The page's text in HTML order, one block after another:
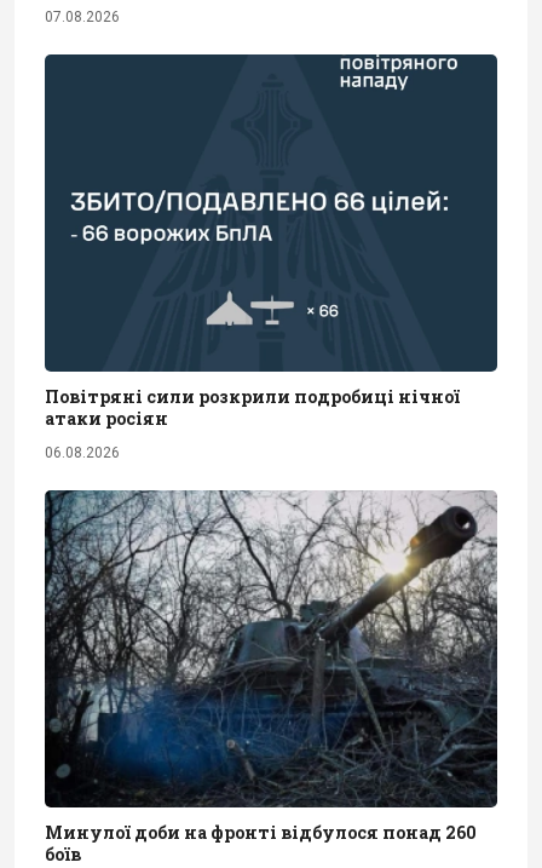
07.08.2026
Повітряні сили розкрили подробиці нічної
атаки росіян
06.08.2026
Минулої доби на фронті відбулося понад 260
боїв